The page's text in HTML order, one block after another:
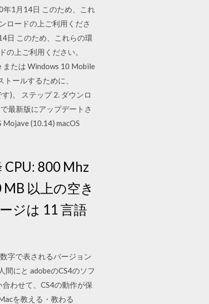
年1月14日 このため、これ
ロードの上ご利用くださ
日 このため、これらの環
上ご利用ください。
たは Windows 10 Mobile
ールするために、
)。 ステップ 2. ダウンロ
最新版にアップデートさ
(10.14) macOS
CPU: 800 Mhz
以上の空き
ジは 11 言語
字で表されるバージョン
にと adobeのCS4のソフ
わせて、CS4の動作が保
を教える・教わる